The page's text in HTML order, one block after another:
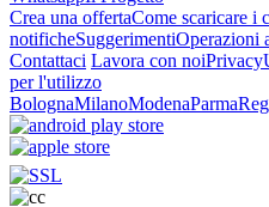
Crea una offertaCome scaricare i
notificheSuggerimentiOperazioni
Contattaci Lavora con noiPrivacy
per l'utilizzo
BolognaMilanoModenaParma